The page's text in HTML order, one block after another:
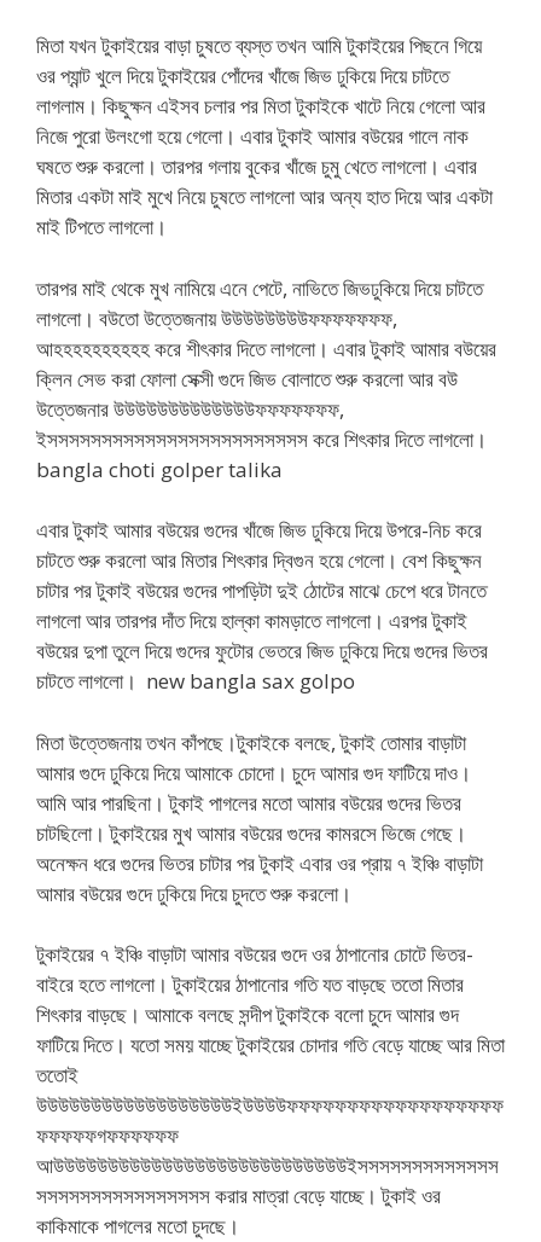
মিতা যখন টুকাইয়ের বাড়া চুষতে ব্যস্ত তখন আমি টুকাইয়ের পিছনে গিয়ে
ওর প্যান্ট খুলে দিয়ে টুকাইয়ের পোঁদের খাঁজে জিভ ঢুকিয়ে দিয়ে চাটতে
লাগলাম। কিছুক্ষন এইসব চলার পর মিতা টুকাইকে খাটে নিয়ে গেলো আর
নিজে পুরো উলংগো হয়ে গেলো। এবার টুকাই আমার বউয়ের গালে নাক
ঘষতে শুরু করলো। তারপর গলায় বুকের খাঁজে চুমু খেতে লাগলো। এবার
মিতার একটা মাই মুখে নিয়ে চুষতে লাগলো আর অন্য হাত দিয়ে আর একটা
মাই টিপতে লাগলো।
তারপর মাই থেকে মুখ নামিয়ে এনে পেটে, নাভিতে জিভঢুকিয়ে দিয়ে চাটতে
লাগলো। বউতো উত্তেজনায় উউউউউউউউফফফফফফফ,
আহহহহহহহহহহ করে শীৎকার দিতে লাগলো। এবার টুকাই আমার বউয়ের
ক্লিন সেভ করা ফোলা সেক্সী গুদে জিভ বোলাতে শুরু করলো আর বউ
উত্তেজনার উউউউউউউউউউউউউফফফফফফফ,
ইসসসসসসসসসসসসসসসসসসসসসসসস করে শিৎকার দিতে লাগলো।
bangla choti golper talika
এবার টুকাই আমার বউয়ের গুদের খাঁজে জিভ ঢুকিয়ে দিয়ে উপরে-নিচ করে
চাটতে শুরু করলো আর মিতার শিৎকার দ্বিগুন হয়ে গেলো। বেশ কিছুক্ষন
চাটার পর টুকাই বউয়ের গুদের পাপড়িটা দুই ঠোটের মাঝে চেপে ধরে টানতে
লাগলো আর তারপর দাঁত দিয়ে হাল্কা কামড়াতে লাগলো। এরপর টুকাই
বউয়ের দুপা তুলে দিয়ে গুদের ফুটোর ভেতরে জিভ ঢুকিয়ে দিয়ে গুদের ভিতর
চাটতে লাগলো। new bangla sax golpo
মিতা উত্তেজনায় তখন কাঁপছে।টুকাইকে বলছে, টুকাই তোমার বাড়াটা
আমার গুদে ঢুকিয়ে দিয়ে আমাকে চোদো। চুদে আমার গুদ ফাটিয়ে দাও।
আমি আর পারছিনা। টুকাই পাগলের মতো আমার বউয়ের গুদের ভিতর
চাটছিলো। টুকাইয়ের মুখ আমার বউয়ের গুদের কামরসে ভিজে গেছে।
অনেক্ষন ধরে গুদের ভিতর চাটার পর টুকাই এবার ওর প্রায় ৭ ইঞ্চি বাড়াটা
আমার বউয়ের গুদে ঢুকিয়ে দিয়ে চুদতে শুরু করলো।
টুকাইয়ের ৭ ইঞ্চি বাড়াটা আমার বউয়ের গুদে ওর ঠাপানোর চোটে ভিতর-
বাইরে হতে লাগলো। টুকাইয়ের ঠাপানোর গতি যত বাড়ছে ততো মিতার
শিৎকার বাড়ছে। আমাকে বলছে সন্দীপ টুকাইকে বলো চুদে আমার গুদ
ফাটিয়ে দিতে। যতো সময় যাচ্ছে টুকাইয়ের চোদার গতি বেড়ে যাচ্ছে আর মিতা
ততোই
উউউউউউউউউউউউউউউউউউইউউউউফফফফফফফফফফফফফফফফফফ
ফফফফফগফফফফফফ
আউউউউউউউউউউউউউউউউউউউউউউউউউউউইসসসসসসসসসসসসস
সসসসসসসসসসসসসসসস করার মাত্রা বেড়ে যাচ্ছে। টুকাই ওর
কাকিমাকে পাগলের মতো চুদছে।